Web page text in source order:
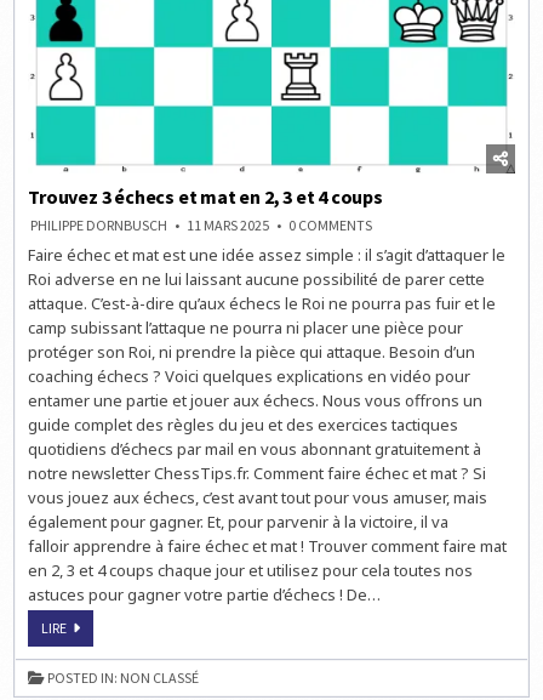
Trouvez 3 échecs et mat en 2, 3 et 4 coups
PHILIPPE DORNBUSCH 11 MARS 2025 0 COMMENTSON
3
ÉCHECS
ET
EN
2,
ET
COUPS
Faire échec et mat est une idée assez simple : il s’agit d’attaquer le
Roi adverse en ne lui laissant aucune possibilité de parer cette
attaque. C’est-à-dire qu’aux échecs le Roi ne pourra pas fuir et le
camp subissant l’attaque ne pourra ni placer une pièce pour
protéger son Roi, ni prendre la pièce qui attaque. Besoin d’un
coaching échecs ? Voici quelques explications en vidéo pour
entamer une partie et jouer aux échecs. Nous vous offrons un
guide complet des règles du jeu et des exercices tactiques
quotidiens d’échecs par mail en vous abonnant gratuitement à
notre newsletter ChessTips.fr. Comment faire échec et mat ? Si
vous jouez aux échecs, c’est avant tout pour vous amuser, mais
également pour gagner. Et, pour parvenir à la victoire, il va
falloir apprendre à faire échec et mat ! Trouver comment faire mat
en 2, 3 et 4 coups chaque jour et utilisez pour cela toutes nos
astuces pour gagner votre partie d’échecs ! De…
LIRETROUVEZ
ÉCHECS
ET
MAT
POSTED IN: NON CLASSÉ